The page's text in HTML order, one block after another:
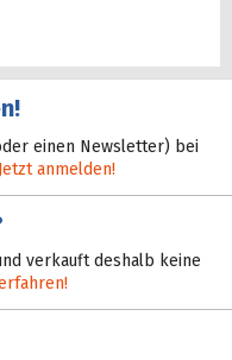
einen Newsletter) bei
Jetzt anmelden!
verkauft deshalb keine